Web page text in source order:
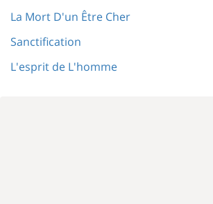
La Mort D'un Être Cher
Sanctification
L'esprit de L'homme